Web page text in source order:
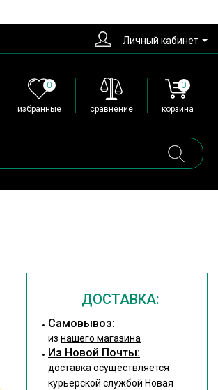
Личный кабинет
0
избранные сравнение
0
корзина
ДОСТАВКА:
Cамовывоз:
из нашего магазина
Из Новой Почты:
доставка осуществляется
курьерской службой Новая